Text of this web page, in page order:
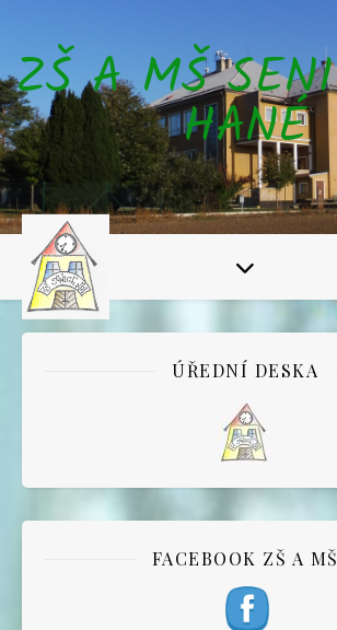
ZŠ A MŠ
HANÉ
ÚŘEDNÍ DESKA
FACEBOOK ZŠ A MŠ